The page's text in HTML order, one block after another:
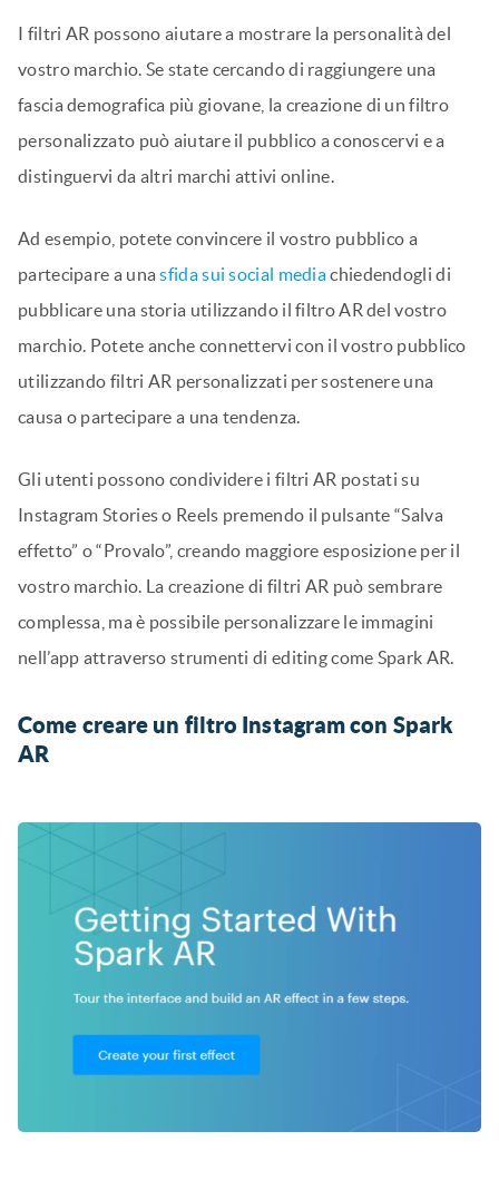
I filtri AR possono aiutare a mostrare la personalità del
vostro marchio. Se state cercando di raggiungere una
fascia demografica più giovane, la creazione di un filtro
personalizzato può aiutare il pubblico a conoscervi e a
distinguervi da altri marchi attivi online.
Ad esempio, potete convincere il vostro pubblico a
partecipare a unasfida sui social mediachiedendogli di
pubblicare una storia utilizzando il filtro AR del vostro
marchio. Potete anche connettervi con il vostro pubblico
utilizzando filtri AR personalizzati per sostenere una
causa o partecipare a una tendenza.
Gli utenti possono condividere i filtri AR postati su
Instagram Stories o Reels premendo il pulsante “Salva
effetto” o “Provalo”, creando maggiore esposizione per il
vostro marchio. La creazione di filtri AR può sembrare
complessa, ma è possibile personalizzare le immagini
nell’app attraverso strumenti di editing come Spark AR.
Come creare un filtro Instagram con Spark
AR